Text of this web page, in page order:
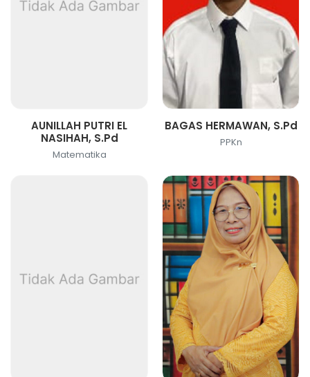
AUNILLAH PUTRI EL
NASIHAH, S.Pd
Matematika
BAGAS HERMAWAN, S.Pd
PPKn